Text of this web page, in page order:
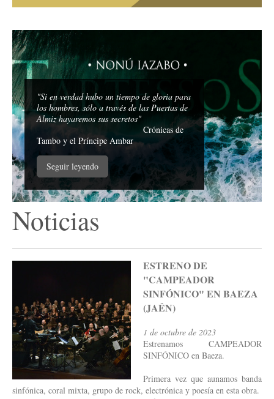
"Si en verdad hubo un tiempo de gloria para
los hombres, sólo a través de las Puertas de
Almiz hayaremos sus secretos"
Crónicas de
Tambo y el Príncipe Ambar
Seguir leyendo
Noticias
ESTRENO DE
"CAMPEADOR
SINFÓNICO" EN BAEZA
(JAÉN)
1 de octubre de 2023
Estrenamos CAMPEADOR
SINFÓNICO en Baeza.
Primera vez que aunamos banda
sinfónica, coral mixta, grupo de rock, electrónica y poesía en esta obra.